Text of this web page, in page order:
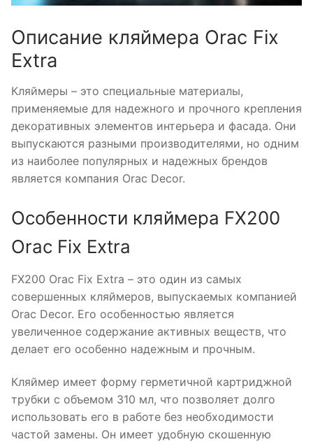
Описание кляймера Orac Fix
Extra
Кляймеры – это специальные материалы,
применяемые для надежного и прочного крепления
декоративных элементов интерьера и фасада. Они
выпускаются разными производителями, но одним
из наиболее популярных и надежных брендов
является компания Orac Decor.
Особенности кляймера FX200
Orac Fix Extra
FX200 Orac Fix Extra – это один из самых
совершенных кляймеров, выпускаемых компанией
Orac Decor. Его особенностью является
увеличенное содержание активных веществ, что
делает его особенно надежным и прочным.
Кляймер имеет форму герметичной картриджной
трубки с объемом 310 мл, что позволяет долго
использовать его в работе без необходимости
частой замены. Он имеет удобную скошенную